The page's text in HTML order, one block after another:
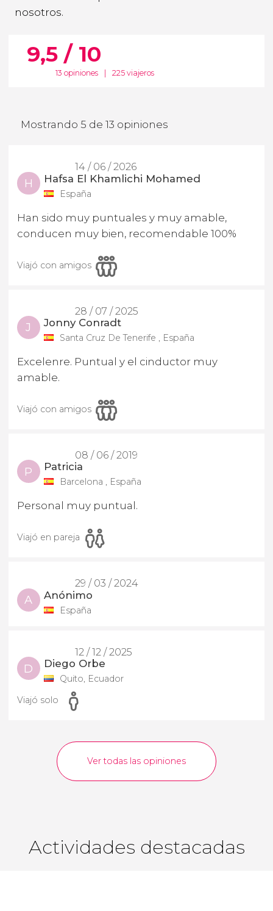
nosotros.
9,5 / 10
13 opiniones 225 viajeros
Mostrando 5 de 13 opiniones
14 / 06 / 2026
H Hafsa El Khamlichi Mohamed
España
Han sido muy puntuales y muy amable,
conducen muy bien, recomendable 100%
Viajó con amigos
28 / 07 / 2025
J Jonny Conradt
Santa Cruz De Tenerife , España
Excelenre. Puntual y el cinductor muy
amable.
Viajó con amigos
08 / 06 / 2019
P Patricia
Barcelona , España
Personal muy puntual.
Viajó en pareja
29 / 03 / 2024
A Anónimo
España
12 / 12 / 2025
D Diego Orbe
Quito, Ecuador
Viajó solo
Ver todas las opiniones
Actividades destacadas